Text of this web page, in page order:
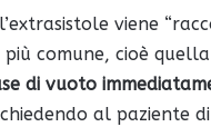
viene
comune, cioè
di vuoto
al paziente